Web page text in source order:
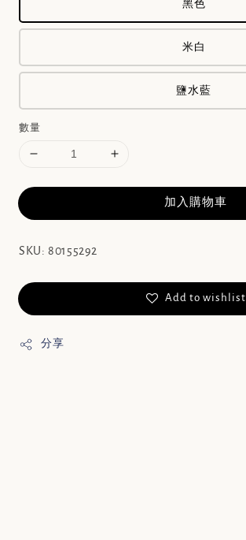
黑色
米白
鹽水藍
數量
加入購物車
SKU: 80155292
Add to wishlist
分享